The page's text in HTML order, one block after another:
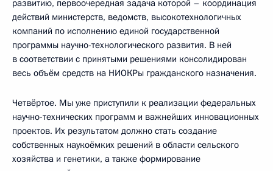
развитию, первоочередная задача которой – координация
действий министерств, ведомств, высокотехнологичных
компаний по исполнению единой государственной
программы научно-технологического развития. В ней
в соответствии с принятыми решениями консолидирован
весь объём средств на НИОКРы гражданского назначения.
Четвёртое. Мы уже приступили к реализации федеральных
научно-технических программ и важнейших инновационных
проектов. Их результатом должно стать создание
собственных наукоёмких решений в области сельского
хозяйства и генетики, а также формирование